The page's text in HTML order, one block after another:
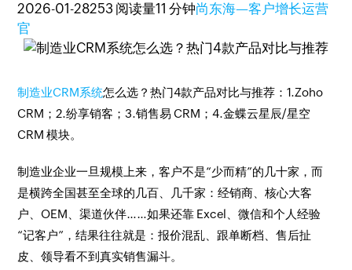
2026-01-28253 阅读量11 分钟尚东海—客户增长运营
官
制造业CRM系统怎么选？热门4款产品对比与推荐：1.Zoho
CRM；2.纷享销客；3.销售易 CRM；4.金蝶云星辰/星空
CRM 模块。
制造业企业一旦规模上来，客户不是“少而精”的几十家，而
是横跨全国甚至全球的几百、几千家：经销商、核心大客
户、OEM、渠道伙伴……如果还靠 Excel、微信和个人经验
“记客户”，结果往往就是：报价混乱、跟单断档、售后扯
皮、领导看不到真实销售漏斗。